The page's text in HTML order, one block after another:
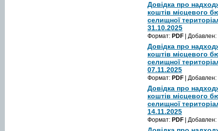
Довідка про
коштів місцевого
селищної
31.10.2025
Формат: PDF | Добавлен:
Довідка про
коштів місцевого
селищної
07.11.2025
Формат: PDF | Добавлен:
Довідка про
коштів місцевого
селищної
14.11.2025
Формат: PDF | Добавлен: